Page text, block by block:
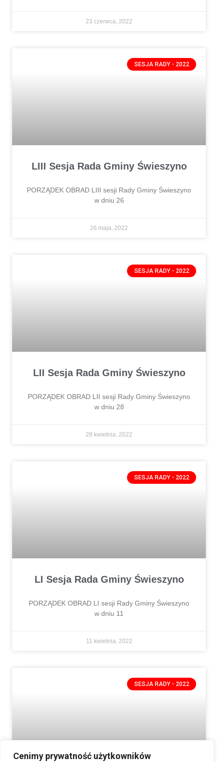
Cenimy prywatność użytkowników
23 czerwca, 2022
SESJA RADY - 2022
LIII Sesja Rada Gminy Świeszyno
PORZĄDEK OBRAD LIII sesji Rady Gminy Świeszyno
w dniu 26
26 maja, 2022
SESJA RADY - 2022
LII Sesja Rada Gminy Świeszyno
PORZĄDEK OBRAD LII sesji Rady Gminy Świeszyno
w dniu 28
28 kwietnia, 2022
SESJA RADY - 2022
LI Sesja Rada Gminy Świeszyno
PORZĄDEK OBRAD LI sesji Rady Gminy Świeszyno
w dniu 11
11 kwietnia, 2022
SESJA RADY - 2022